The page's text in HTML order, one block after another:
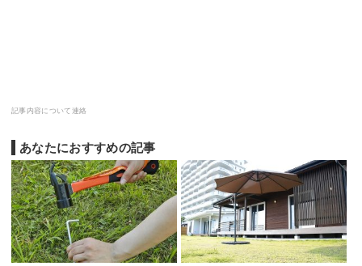
記事内容について連絡
あなたにおすすめの記事